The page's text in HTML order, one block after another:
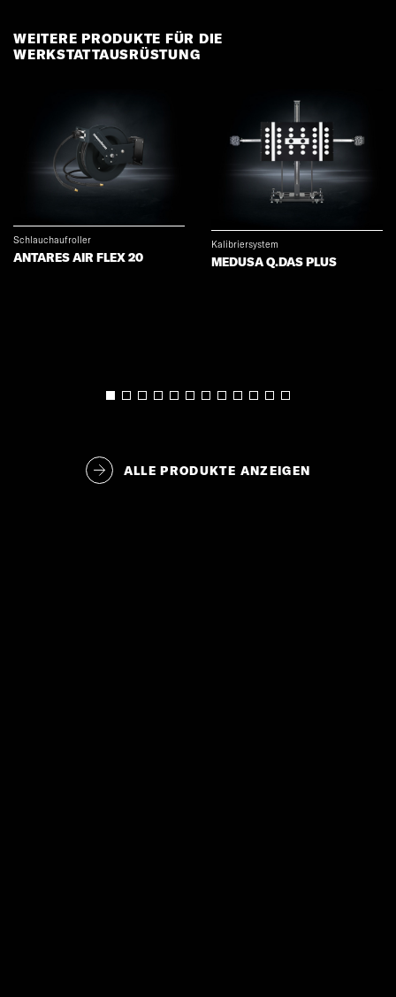
WEITERE PRODUKTE FÜR DIE
WERKSTATTAUSRÜSTUNG
Schlauchaufroller
ANTARES AIR FLEX 20
Kalibriersystem
MEDUSA Q.DAS PLUS
ALLE PRODUKTE ANZEIGEN